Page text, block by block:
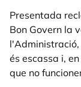
Presentada
Bon Govern la
és escassa i,
que no